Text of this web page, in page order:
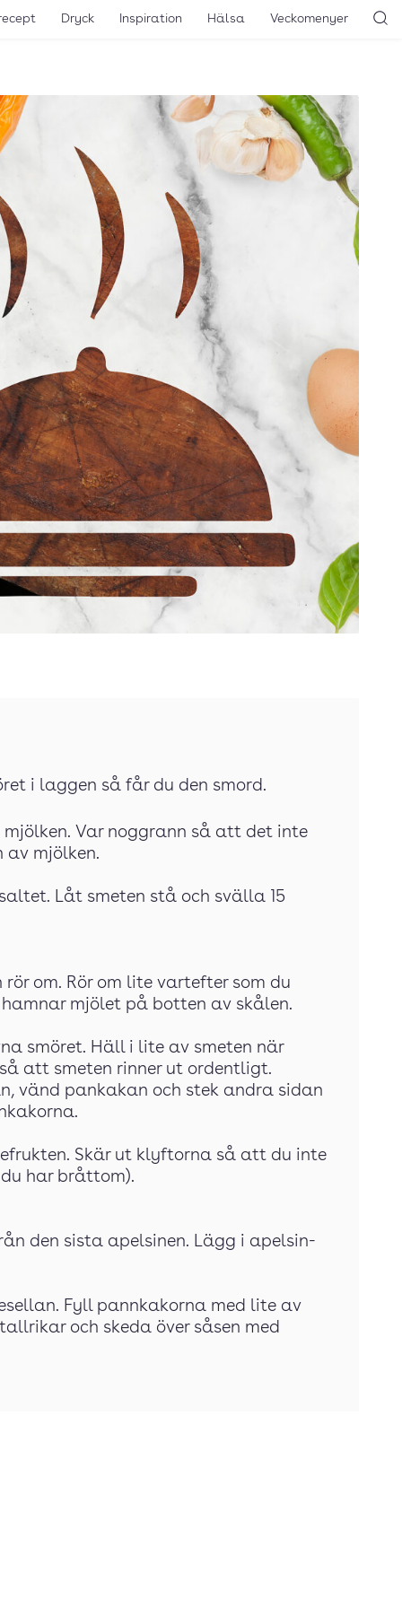
Dryck Inspiration Hälsa Veckomenyer
i laggen så får du den smord.
Var noggrann så att det inte
av mjölken.
Låt smeten stå och svälla 15
om. Rör om lite vartefter som du
mjölet på botten av skålen.
smöret. Häll i lite av smeten när
att smeten rinner ut ordentligt.
vänd pankakan och stek andra sidan
Skär ut klyftorna så att du inte
har bråttom).
den sista apelsinen. Lägg i apelsin-
Fyll pannkakorna med lite av
och skeda över såsen med